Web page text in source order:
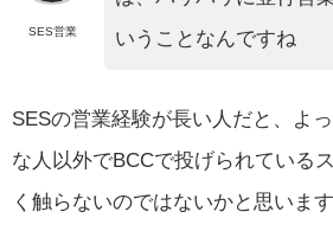
SES営業
いうことなんですね
SESの営業経験が長い人だと、よ
な人以外でBCCで投げられている
く触らないのではないかと思います